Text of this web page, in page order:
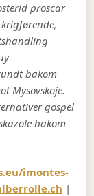
proscar
bakom
Mysovskoje.
gospel
bakom
imontes-
|